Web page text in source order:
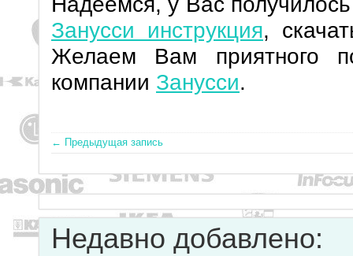
Занусси инструкция,
Желаем Вам приятного
компании Занусси.
← Предыдущая запись
Недавно добавлено: